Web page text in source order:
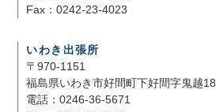
Fax：0242-23-4023
いわき出張所
〒970-1151
福島県いわき市好間町下好間字鬼越18
電話：0246-36-5671